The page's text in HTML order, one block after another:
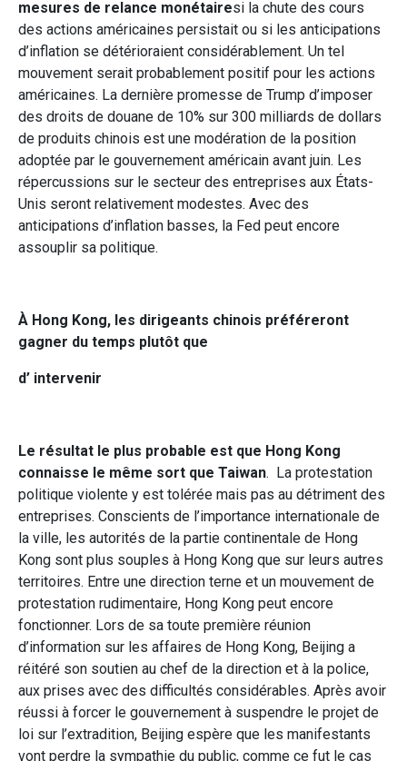
mesures de relance monétairesi la chute des cours
des actions américaines persistait ou si les anticipations
d’inflation se détérioraient considérablement. Un tel
mouvement serait probablement positif pour les actions
américaines. La dernière promesse de Trump d’imposer
des droits de douane de 10% sur 300 milliards de dollars
de produits chinois est une modération de la position
adoptée par le gouvernement américain avant juin. Les
répercussions sur le secteur des entreprises aux États-
Unis seront relativement modestes. Avec des
anticipations d’inflation basses, la Fed peut encore
assouplir sa politique.
À Hong Kong, les dirigeants chinois préféreront
gagner du temps plutôt que
d’ intervenir
Le résultat le plus probable est que Hong Kong
connaisse le même sort que Taiwan. La protestation
politique violente y est tolérée mais pas au détriment des
entreprises. Conscients de l’importance internationale de
la ville, les autorités de la partie continentale de Hong
Kong sont plus souples à Hong Kong que sur leurs autres
territoires. Entre une direction terne et un mouvement de
protestation rudimentaire, Hong Kong peut encore
fonctionner. Lors de sa toute première réunion
d’information sur les affaires de Hong Kong, Beijing a
réitéré son soutien au chef de la direction et à la police,
aux prises avec des difficultés considérables. Après avoir
réussi à forcer le gouvernement à suspendre le projet de
loi sur l’extradition, Beijing espère que les manifestants
vont perdre la sympathie du public, comme ce fut le cas